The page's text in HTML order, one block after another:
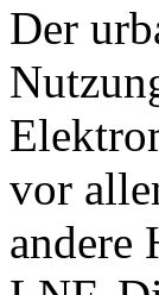
Der
vor
andere